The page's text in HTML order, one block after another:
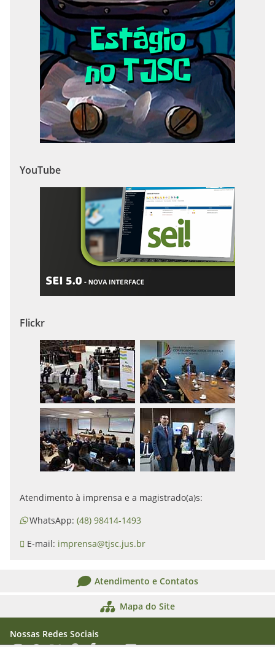
YouTube
Flickr
Atendimento à imprensa e a magistrado(a)s:
WhatsApp: (48) 98414-1493
E-mail: imprensa@tjsc.jus.br
Atendimento e Contatos
Mapa do Site
Nossas Redes Sociais